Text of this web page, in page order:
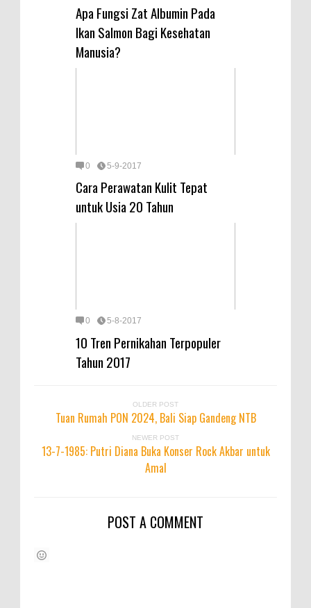
Apa Fungsi Zat Albumin Pada
Ikan Salmon Bagi Kesehatan
Manusia?
0 5-9-2017
Cara Perawatan Kulit Tepat
untuk Usia 20 Tahun
0 5-8-2017
10 Tren Pernikahan Terpopuler
Tahun 2017
OLDER POST
Tuan Rumah PON 2024, Bali Siap Gandeng NTB
NEWER POST
13-7-1985: Putri Diana Buka Konser Rock Akbar untuk
Amal
POST A COMMENT